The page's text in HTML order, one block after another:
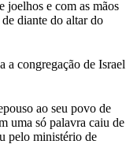
joelhos e com as mãos
diante do altar do
a congregação de Israel
ao seu povo de
uma só palavra caiu de
pelo ministério de